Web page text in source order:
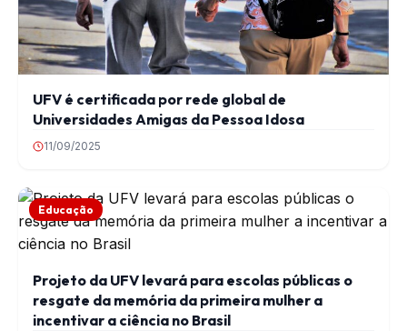
UFV é certificada por rede global de
Universidades Amigas da Pessoa Idosa
11/09/2025
Educação
Projeto da UFV levará para escolas públicas o
resgate da memória da primeira mulher a
incentivar a ciência no Brasil